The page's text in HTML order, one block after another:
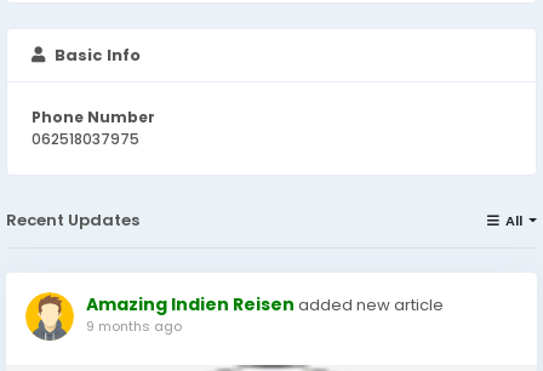
Basic Info
Phone Number
062518037975
Recent Updates All
Amazing Indien Reisen added new article
9 months ago